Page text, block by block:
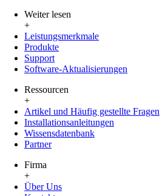
Weiter lesen
+
Leistungsmerkmale
Produkte
Support
Software-Aktualisierungen
Ressourcen
+
Artikel und Häufig gestellte Fragen
Installationsanleitungen
Wissensdatenbank
Partner
Firma
+
Über Uns